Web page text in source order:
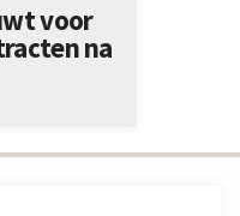
voor
na